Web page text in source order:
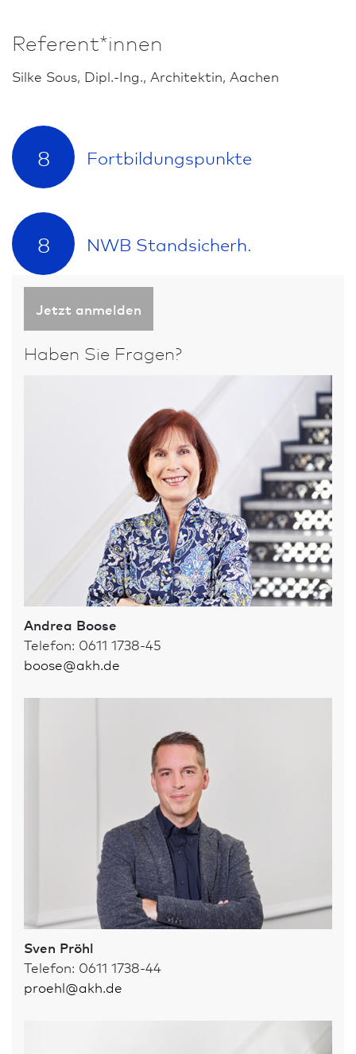
Referent*innen
Silke Sous, Dipl.-Ing., Architekt­in, Aachen
8 Fort­bildungs­punkte
8 NWB Standsicherh.
Jetzt anmelden
Haben Sie Fragen?
Andrea Boose
Telefon: 0611 1738-45
boose@akh.de
Sven Pröhl
Telefon: 0611 1738-44
proehl@akh.de